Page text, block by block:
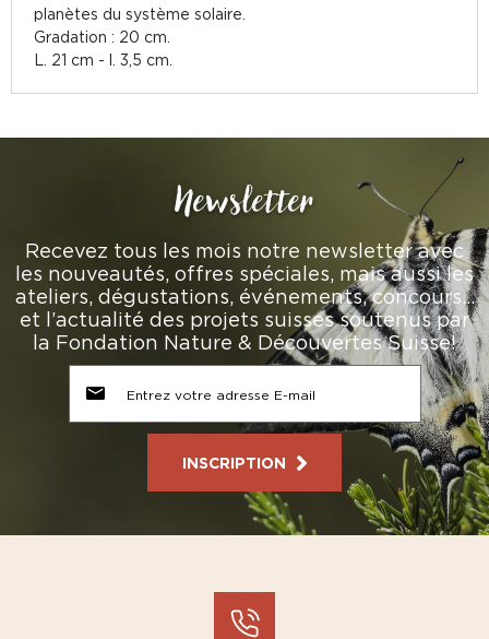
planètes du système solaire.
Gradation : 20 cm.
L. 21 cm - l. 3,5 cm.
Newsletter
Recevez tous les mois notre newsletter avec
les nouveautés, offres spéciales, mais aussi les
ateliers, dégustations, événements, concours…
et l’actualité des projets suisses soutenus par
la Fondation Nature & Découvertes Suisse!
INSCRIPTION